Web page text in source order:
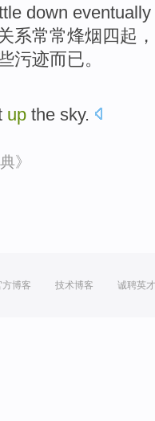
down eventually
系常常烽烟四起，
污迹而已。
up the sky.
》
方博客 技术博客 诚聘英才